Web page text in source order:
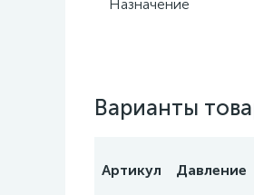
Назначение
Варианты
Артикул Давление